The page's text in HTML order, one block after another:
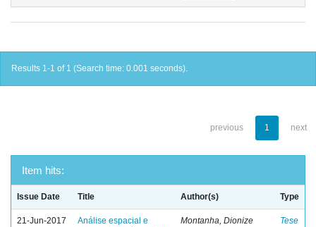
Results 1-1 of 1 (Search time: 0.001 seconds).
previous 1 next
Item hits:
Issue Date Title Author(s) Type
21-Jun-2017
Análise espacial e
Montanha, Dionize Tese